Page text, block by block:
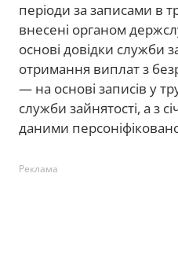
періоди за записами в
внесені органом
основі довідки служби
отримання виплат з
— на основі записів у
служби зайнятості, а з
даними
Реклама